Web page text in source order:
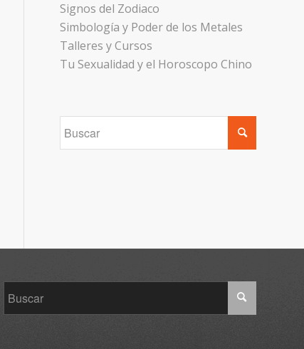
Signos del Zodiaco
Simbología y Poder de los Metales
Talleres y Cursos
Tu Sexualidad y el Horoscopo Chino